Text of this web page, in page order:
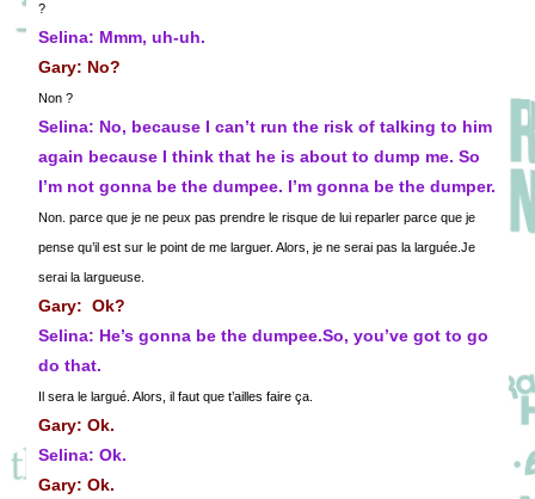
?
Selina: Mmm, uh-uh.
Gary: No?
Non ?
Selina: No, because I can’t run the risk of talking to him
again because I think that he is about to dump me. So
I’m not gonna be the dumpee. I’m gonna be the dumper.
Non. parce que je ne peux pas prendre le risque de lui reparler parce que je
pense qu’il est sur le point de me larguer. Alors, je ne serai pas la larguée.Je
serai la largueuse.
Gary: Ok?
Selina: He’s gonna be the dumpee.So, you’ve got to go
do that.
Il sera le largué. Alors, il faut que t’ailles faire ça.
Gary: Ok.
Selina: Ok.
Gary: Ok.